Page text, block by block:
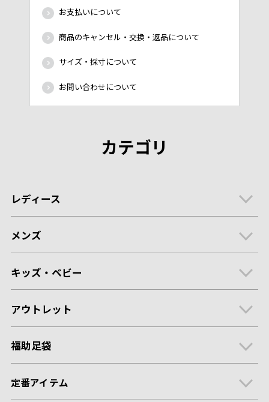
お支払いについて
商品のキャンセル・交換・返品について
サイズ・採寸について
お問い合わせについて
カテゴリ
レディース
メンズ
キッズ・ベビー
アウトレット
福助足袋
定番アイテム